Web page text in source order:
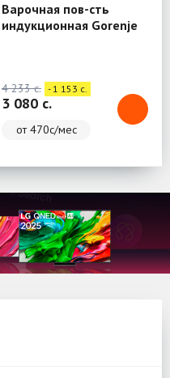
Варочная пов-сть
индукционная Gorenje
4 233 c. - 1 153 c.
3 080 c.
от 470с/мес